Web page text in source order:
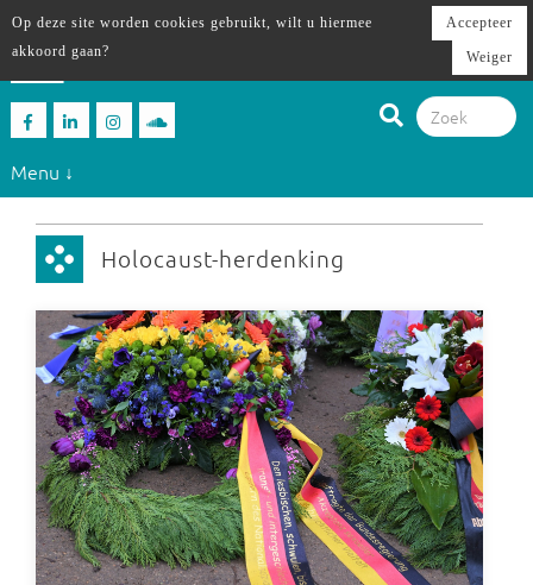
Menu ↓
Holocaust-herdenking
Op deze site worden cookies gebruikt, wilt u hiermee
akkoord gaan?
Accepteer
Weiger